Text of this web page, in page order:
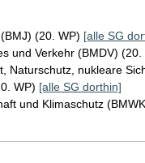
(20. WP) [alle SG
und Verkehr (BMDV) (20.
Naturschutz, nukleare
WP) [alle SG dorthin]
und Klimaschutz